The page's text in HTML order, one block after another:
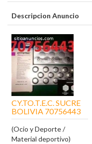
Descripcion Anuncio
CY.TO.T.E.C. SUCRE
BOLIVIA 70756443
(Ocio y Deporte /
Material deportivo)